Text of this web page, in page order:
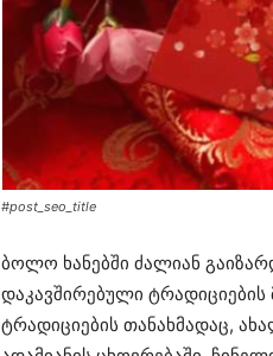
#post_seo_title
ბოლო ხანებში ძალიან
დაკავშირებული
ტრადიციების თანახმადაც,